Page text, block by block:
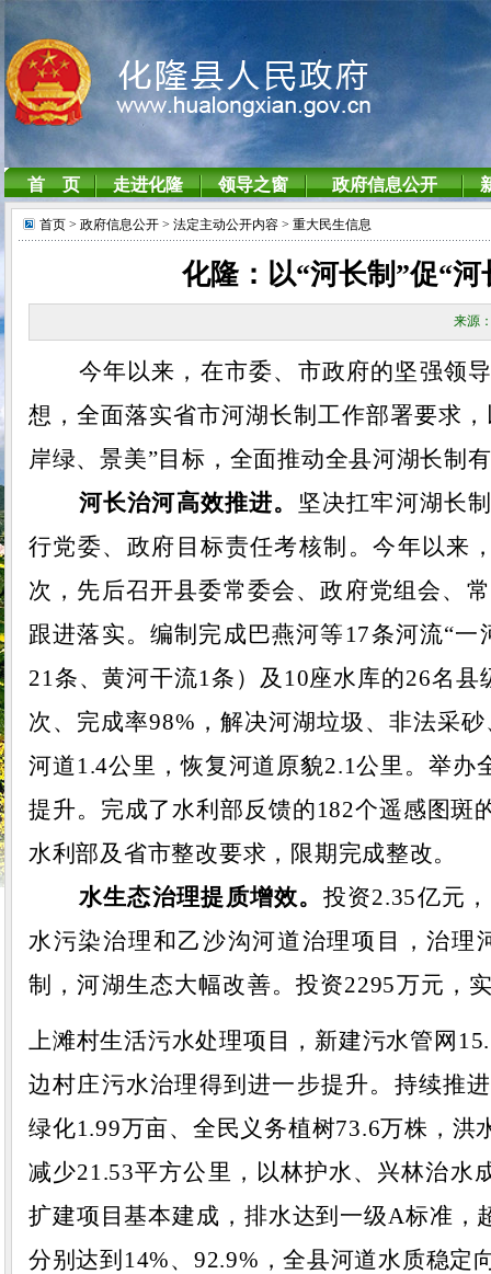
首页 > 政府信息公开 > 法定主动公开内容 > 重大民生信息
化隆：以“河长制”促“
来源
今年以来，在市委、市政府的坚强领
想，全面落实省市河湖长制工作部署要求
岸绿、景美”目标，全面推动全县河湖长制
河长治河高效推进。 坚决扛牢河湖长
行党委、政府目标责任考核制。今年以来
次， 先后召开县委常委会、政府党组会、
跟进落实。编制完成巴燕河等 17条河流“一
21条、黄河干流1条）及10座水库的26名
次、完成率98%，解决河湖垃圾、非法采
河道1.4公里，恢复河道原貌2.1公里。举
提升。完成了水利部反馈的182个遥感图斑
水利部及省市整改要求，限期完成整改。
水生态治理提质增效。 投资2.35亿元
水污染治理和乙沙沟河道治理项目
，治理
制，河湖生态大幅改善。 投资2295万元，
上滩村生活污水处理项目，新建污水管网
边村庄污水治理得到进一步提升。 持续推
绿化1.99万亩、全民义务植树73.6万株，洪
减少21.53平方公里， 以林护水、兴林治水
扩建项目基本建成， 排水达到 一级A标准
分别达到 14%、92.9%，全县河道水质稳定